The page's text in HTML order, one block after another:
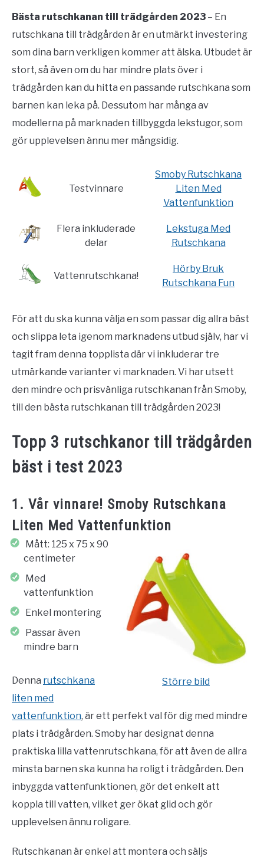
Bästa rutschkanan till trädgården 2023 – En
rutschkana till trädgården är en utmärkt investering
som dina barn verkligen kommer att älska. Utbudet är
stort, så även om du har mindre plats över i
trädgården kan du hitta en passande rutschkana som
barnen kan leka på. Dessutom har många av
modellerna på marknaden tillbyggda lekstugor, som
gör upplevelsen ännu mer mångsidig.
Testvinnare
Smoby Rutschkana
Liten Med
Vattenfunktion
Flera inkluderade
delar
Lekstuga Med
Rutschkana
Vattenrutschkana!
Hörby Bruk
Rutschkana Fun
För att du ska kunna välja en som passar dig allra bäst
och slippa leta igenom marknadens utbud själv, har vi
tagit fram denna topplista där vi inkluderar tre
utmärkande varianter vi marknaden. Vi har utsett
den mindre och prisvänliga rutschkanan från Smoby,
till den bästa rutschkanan till trädgården 2023!
Topp 3 rutschkanor till trädgården
bäst i test 2023
1. Vår vinnare! Smoby Rutschkana
Liten Med Vattenfunktion
Större bild
Mått: 125 x 75 x 90
centimeter
Med
vattenfunktion
Enkel montering
Passar även
mindre barn
Denna rutschkana
liten med
vattenfunktion, är ett perfekt val för dig med mindre
plats i trädgården. Smoby har designat denna
praktiska lilla vattenrutschkana, för att även de allra
minsta barnen ska kunna ha roligt i trädgården. Den
inbyggda vattenfunktionen, gör det enkelt att
koppla till vatten, vilket ger ökat glid och gör
upplevelsen ännu roligare.
Rutschkanan är enkel att montera och säljs